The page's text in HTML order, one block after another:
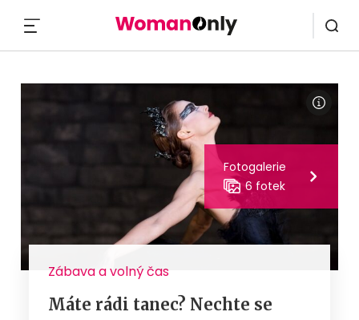
Fotogalerie
6 fotek
Zábava a volný čas
Máte rádi tanec? Nechte se